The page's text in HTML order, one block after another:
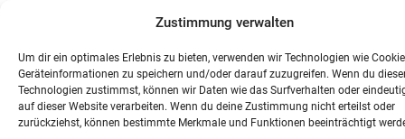
Zustimmung verwalten
Um dir ein optimales Erlebnis zu bieten, verwenden wir Technologien wie
Geräteinformationen zu speichern und/oder darauf zuzugreifen. Wenn du
Technologien zustimmst, können wir Daten wie das Surfverhalten oder
auf dieser Website verarbeiten. Wenn du deine Zustimmung nicht erteilst oder
zurückziehst, können bestimmte Merkmale und Funktionen beeinträchtigt